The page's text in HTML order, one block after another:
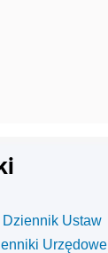
Dziennik Ustaw
Urzędowe